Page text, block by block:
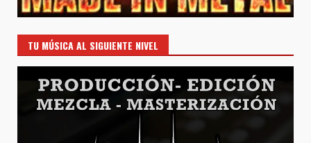
TU MÚSICA AL SIGUIENTE NIVEL